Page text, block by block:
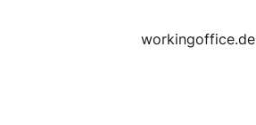
workingoffice.de